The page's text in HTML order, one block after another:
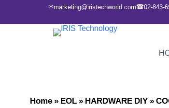
✉marketing@iristechworld.com☎02-843-
Home»EOL»HARDWARE DIY»